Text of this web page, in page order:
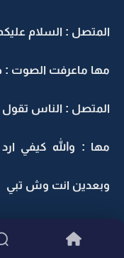
المتصل : السلام
مها ماعرفت الصوت :
المتصل : الناس تقول
مها : والله كيفي
وبعدين انت وش تبي